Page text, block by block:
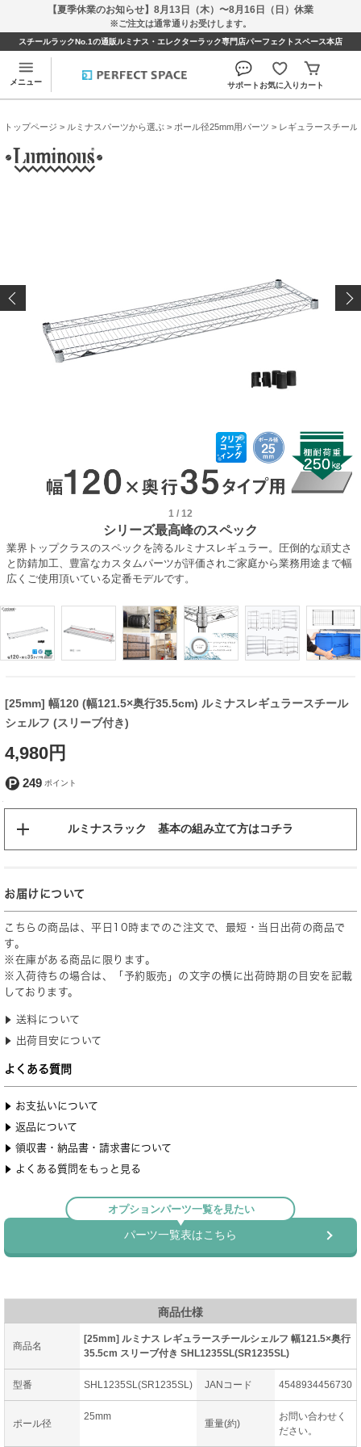
【夏季休業のお知らせ】8月13日（木）〜8月16日（日）休業
※ご注文は通常通りお受けします。
スチールラックNo.1の通販ルミナス・エレクターラック専門店パーフェクトスペース本店
メニュー サポートお気に入り カート
トップページ > ルミナスパーツから選ぶ > ポール径25mm用パーツ > レギュラースチー
1 / 12
シリーズ最高峰のスペック
業界トップクラスのスペックを誇るルミナスレギュラー。圧倒的な頑丈さ
と防錆加工、豊富なカスタムパーツが評価されご家庭から業務用途まで幅
広くご使用頂いている定番モデルです。
[25mm] 幅120 (幅121.5×奥行35.5cm) ルミナスレギュラースチール
シェルフ (スリーブ付き)
4,980円
249
ルミナスラック 基本の組み立て方はコチラ
商品仕様
商品名
[25mm] ルミナス レギュラースチールシェルフ 幅121.5×奥行
35.5cm スリーブ付き SHL1235SL(SR1235SL)
型番 SHL1235SL(SR1235SL) JANコード 4548934456730
ポール径
25mm
重量(約)
お問い合わせく
ださい。